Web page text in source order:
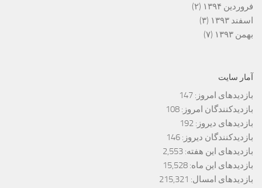
فروردین ۱۳۹۴
(۲)
اسفند ۱۳۹۳
(۳)
بهمن ۱۳۹۳
(۷)
آمار سایت
بازدیدهای امروز: 147
بازدیدکنندگان امروز: 108
بازدیدهای دیروز: 192
بازدیدکنندگان دیروز: 146
بازدیدهای این هفته: 2,553
بازدیدهای این ماه: 15,528
بازدیدهای امسال: 215,321